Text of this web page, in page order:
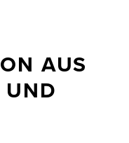
AUS
UND